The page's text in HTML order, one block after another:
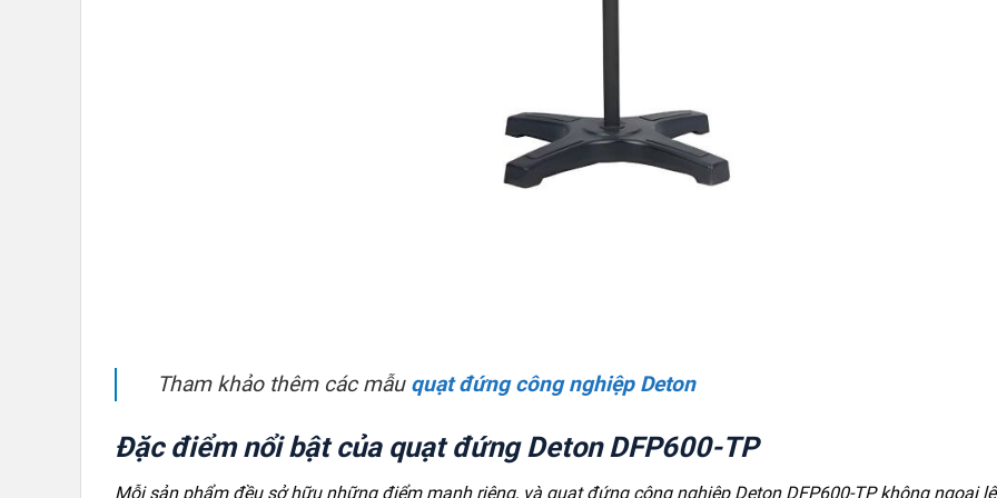
Tham khảo thêm các mẫu quạt đứng công nghiệp Deton
Đặc điểm nổi bật của quạt đứng Deton DFP600-TP
Mỗi sản phẩm đều sở hữu những điểm mạnh riêng, và quạt đứng công nghiệp Deton DFP600-TP không ngoại